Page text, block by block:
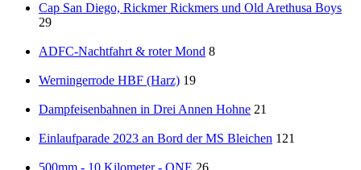
Cap San Diego, Rickmer Rickmers und Old Arethusa Boys
29
ADFC-Nachtfahrt & roter Mond 8
Werningerrode HBF (Harz) 19
Dampfeisenbahnen in Drei Annen Hohne 21
Einlaufparade 2023 an Bord der MS Bleichen 121